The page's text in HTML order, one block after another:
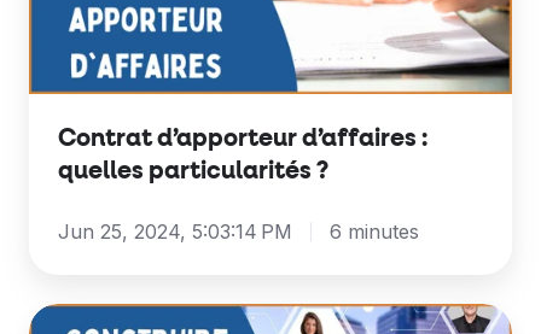
particularités
Contrat d’apporteur d’affaires :
quelles particularités ?
Jun 25, 2024, 5:03:14 PM 6 minutes
Apporteur